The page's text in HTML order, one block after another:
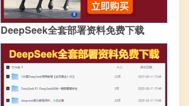
DeepSeek全套部署资料免费下载